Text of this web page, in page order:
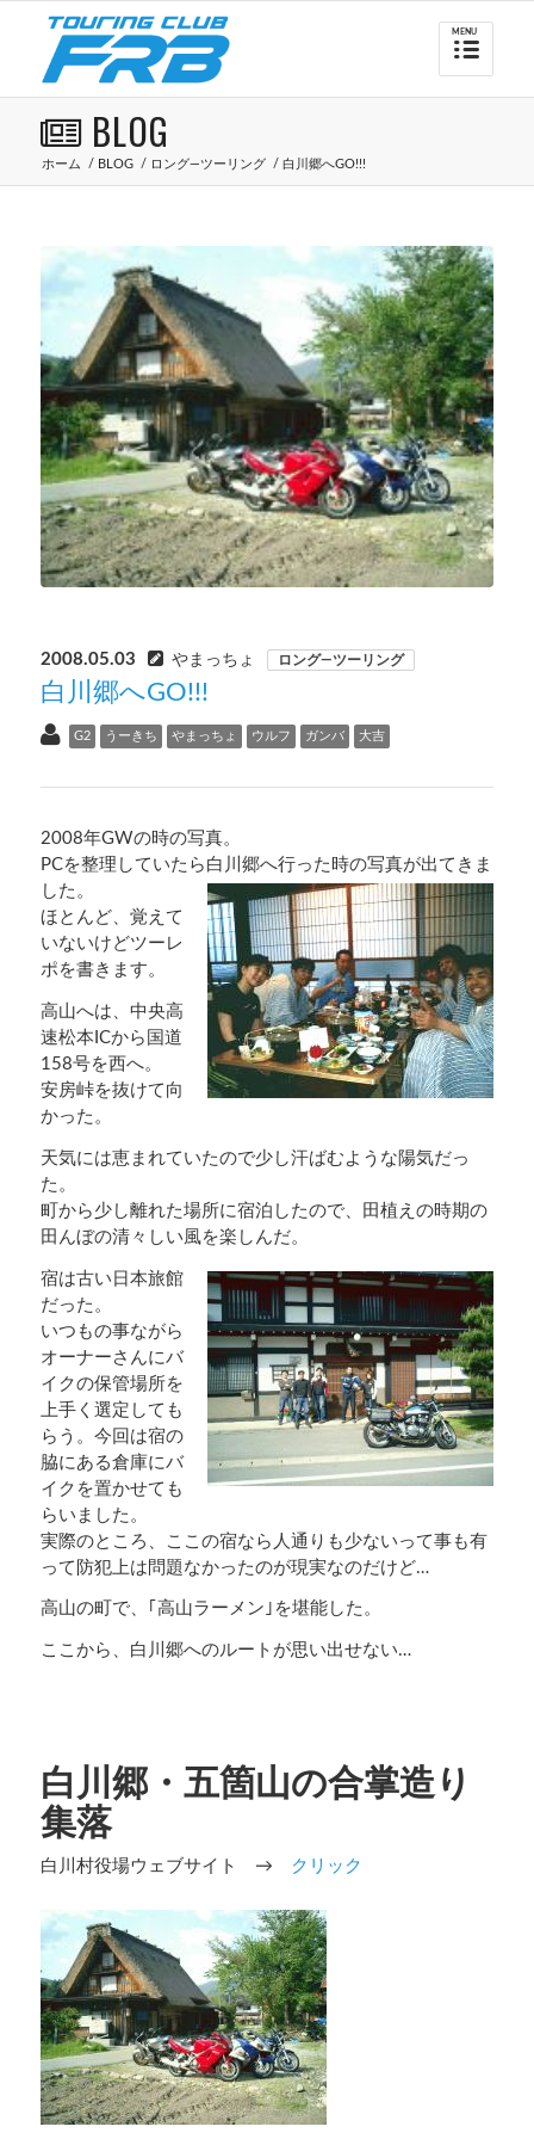
BLOG
ホーム / BLOG / ロング―ツーリング / 白川郷へGO!!!
2008.05.03 やまっちょ ロング―ツーリング
白川郷へGO!!!
G2 うーきち やまっちょ ウルフ ガンバ 大吉
2008年GWの時の写真。
PCを整理していたら白川郷へ行った時の写真が出てきま
した。
ほとんど、覚えて
いないけどツーレ
ポを書きます。
高山へは、中央高
速松本ICから国道
158号を西へ。
安房峠を抜けて向
かった。
天気には恵まれていたので少し汗ばむような陽気だっ
た。
町から少し離れた場所に宿泊したので、田植えの時期の
田んぼの清々しい風を楽しんだ。
宿は古い日本旅館
だった。
いつもの事ながら
オーナーさんにバ
イクの保管場所を
上手く選定しても
らう。今回は宿の
脇にある倉庫にバ
イクを置かせても
らいました。
実際のところ、ここの宿なら人通りも少ないって事も有
って防犯上は問題なかったのが現実なのだけど…
高山の町で、｢高山ラーメン｣を堪能した。
ここから、白川郷へのルートが思い出せない…
白川郷・五箇山の合掌造り
集落
白川村役場ウェブサイト → クリック